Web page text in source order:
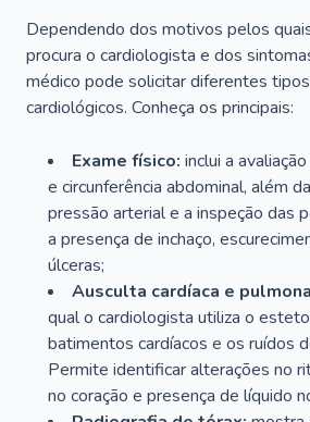
Dependendo dos motivos pelos
procura o cardiologista e dos
médico pode solicitar diferentes
cardiológicos. Conheça os principais:
Exame físico: inclui a
e circunferência abdominal, além
pressão arterial e a inspeção das
a presença de inchaço,
úlceras;
Ausculta cardíaca e
qual o cardiologista utiliza o
batimentos cardíacos e os ruídos
Permite identificar alterações no
no coração e presença de líquido